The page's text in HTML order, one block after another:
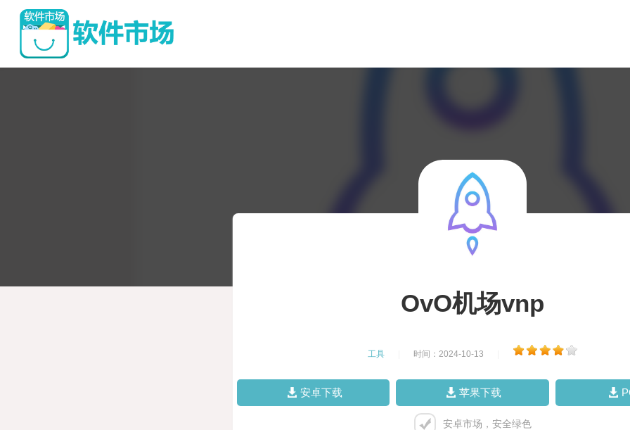
OvO机场vnp
工具 时间：2024-10-13
安卓下载 苹果下载
安卓市场，安全绿色